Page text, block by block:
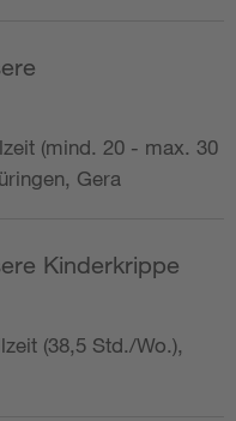
(mind. 20 - max. 30
Gera
Kinderkrippe
(38,5 Std./Wo.),